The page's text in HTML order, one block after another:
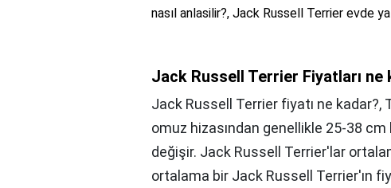
nasıl anlasilir?, Jack Russell Terrier evde
Jack Russell Terrier Fiyatları ne
Jack Russell Terrier fiyatı ne
omuz hizasından genellikle 25-38 cm
değişir. Jack Russell Terrier'lar
ortalama bir Jack Russell Terrier'ın